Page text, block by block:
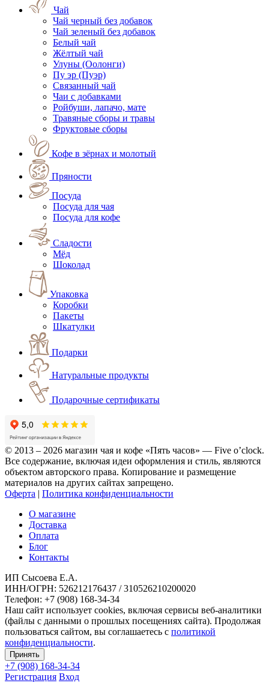
Чай
Чай черный без добавок
Чай зеленый без добавок
Белый чай
Жёлтый чай
Улуны (Оолонги)
Пу эр (Пуэр)
Связанный чай
Чаи с добавками
Ройбуши, лапачо, мате
Травяные сборы и травы
Фруктовые сборы
Кофе в зёрнах и молотый
Пряности
Посуда
Посуда для чая
Посуда для кофе
Сладости
Мёд
Шоколад
Упаковка
Коробки
Пакеты
Шкатулки
Подарки
Натуральные продукты
Подарочные сертификаты
© 2013 – 2026 магазин чая и кофе «Пять часов» — Five o’clock.
Все содержание, включая идеи оформления и стиль, являются
объектом авторского права. Копирование и размещение
материалов на других сайтах запрещено.
Оферта | Политика конфиденциальности
О магазине
Доставка
Оплата
Блог
Контакты
ИП Сысоева Е.А.
ИНН/ОГРН: 526212176437 / 310526210200020
Телефон: +7 (908) 168-34-34
Наш сайт использует cookies, включая сервисы веб-аналитики
(файлы с данными о прошлых посещениях сайта). Продолжая
пользоваться сайтом, вы соглашаетесь с политикой
конфиденциальности.
Принять
+7 (908) 168-34-34
Регистрация Вход